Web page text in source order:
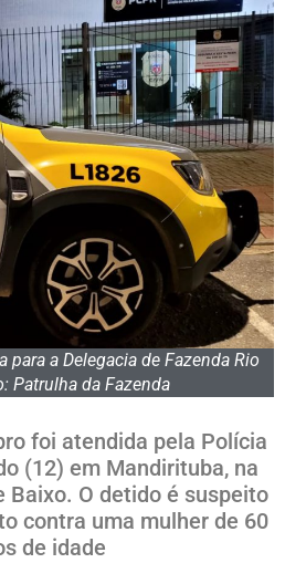
para a Delegacia de Fazenda Rio
Patrulha da Fazenda
foi atendida pela Polícia
(12) em Mandirituba, na
Baixo. O detido é suspeito
contra uma mulher de 60
de idade